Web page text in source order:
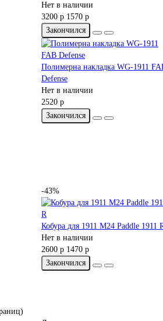
Нет в наличии
3200 р 1570 р
Закончился
Полимерна накладка WG-1911
Defense
Нет в наличии
2520 р
Закончился
-43%
Кобура для 1911 M24 Paddle 1911
Нет в наличии
2600 р 1470 р
Закончился